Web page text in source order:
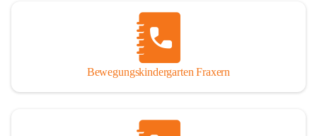
Bewegungskindergarten Fraxern